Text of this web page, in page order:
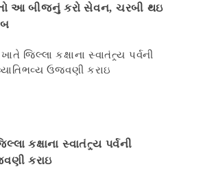
આ બીજનું કરો સેવન, ચરબી થઇ
કક્ષાના સ્વાતંત્ર્ય પર્વની
કરાઇ